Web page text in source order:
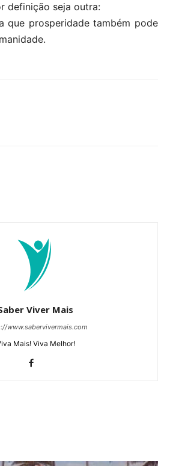
definição seja outra:
que prosperidade também pode
Viver Mais
www.sabervivermais.com
Mais! Viva Melhor!